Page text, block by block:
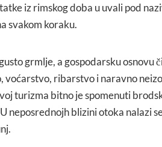
iz rimskog doba u uvali pod
svakom koraku.
grmlje, a gospodarsku osnovu
voćarstvo, ribarstvo i naravno
turizma bitno je spomenuti
neposrednojh blizini otoka nalazi